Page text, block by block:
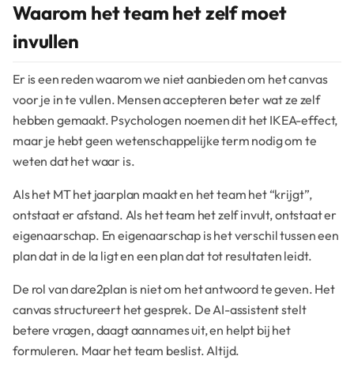
Waarom het team het zelf moet
invullen
Er is een reden waarom we niet aanbieden om het canvas
voor je in te vullen. Mensen accepteren beter wat ze zelf
hebben gemaakt. Psychologen noemen dit het IKEA-effect,
maar je hebt geen wetenschappelijke term nodig om te
weten dat het waar is.
Als het MT het jaarplan maakt en het team het “krijgt”,
ontstaat er afstand. Als het team het zelf invult, ontstaat er
eigenaarschap. En eigenaarschap is het verschil tussen een
plan dat in de la ligt en een plan dat tot resultaten leidt.
De rol van dare2plan is niet om het antwoord te geven. Het
canvas structureert het gesprek. De AI-assistent stelt
betere vragen, daagt aannames uit, en helpt bij het
formuleren. Maar het team beslist. Altijd.